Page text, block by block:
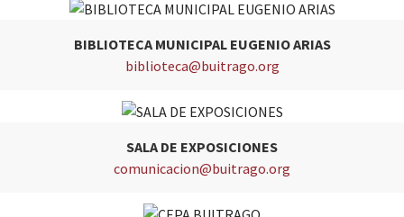
BIBLIOTECA MUNICIPAL EUGENIO ARIAS
biblioteca@buitrago.org
SALA DE EXPOSICIONES
comunicacion@buitrago.org